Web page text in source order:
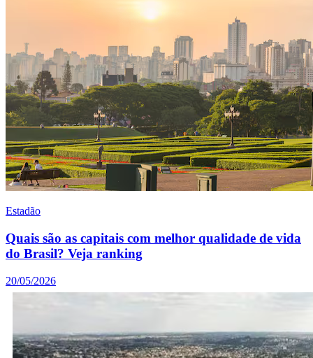
Estadão
Quais são as capitais com melhor qualidade de vida
do Brasil? Veja ranking
20/05/2026